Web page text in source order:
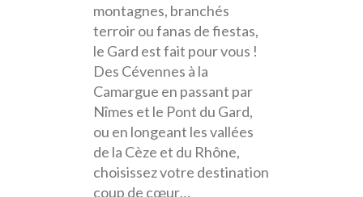
montagnes, branchés
terroir ou fanas de fiestas,
le Gard est fait pour vous !
Des Cévennes à la
Camargue en passant par
Nîmes et le Pont du Gard,
ou en longeant les vallées
de la Cèze et du Rhône,
choisissez votre destination
coup de cœur…